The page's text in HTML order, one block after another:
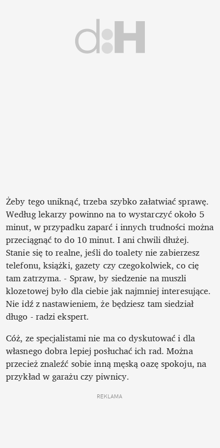
Żeby tego uniknąć, trzeba szybko załatwiać sprawę.
Według lekarzy powinno na to wystarczyć około 5
minut, w przypadku zaparć i innych trudności można
przeciągnąć to do 10 minut. I ani chwili dłużej.
Stanie się to realne, jeśli do toalety nie zabierzesz
telefonu, książki, gazety czy czegokolwiek, co cię
tam zatrzyma. - Spraw, by siedzenie na muszli
klozetowej było dla ciebie jak najmniej interesujące.
Nie idź z nastawieniem, że będziesz tam siedział
długo - radzi ekspert.
Cóż, ze specjalistami nie ma co dyskutować i dla
własnego dobra lepiej posłuchać ich rad. Można
przecież znaleźć sobie inną męską oazę spokoju, na
przykład w garażu czy piwnicy.
REKLAMA